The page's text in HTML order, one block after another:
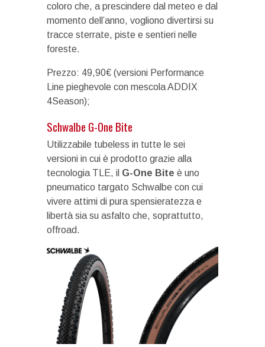
coloro che, a prescindere dal meteo e dal
momento dell’anno, vogliono divertirsi su
tracce sterrate, piste e sentieri nelle
foreste.
Prezzo: 49,90€ (versioni Performance
Line pieghevole con mescola ADDIX
4Season);
Schwalbe G-One Bite
Utilizzabile tubeless in tutte le sei
versioni in cui è prodotto grazie alla
tecnologia TLE, il G-One Bite è uno
pneumatico targato Schwalbe con cui
vivere attimi di pura spensieratezza e
libertà sia su asfalto che, soprattutto,
offroad.